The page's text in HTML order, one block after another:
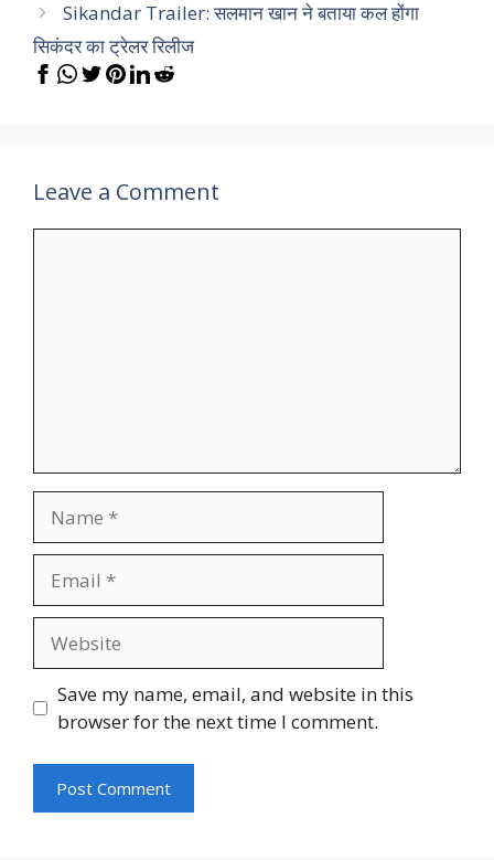
Sikandar Trailer: सलमान खान ने बताया कल होंगा
सिकंदर का ट्रेलर रिलीज
Leave a Comment
Save my name, email, and website in this
browser for the next time I comment.